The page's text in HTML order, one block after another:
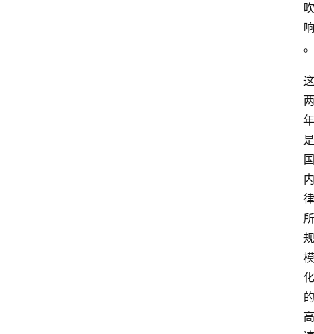
吹
响
。
这
两
年
是
国
内
律
所
规
模
化
的
高